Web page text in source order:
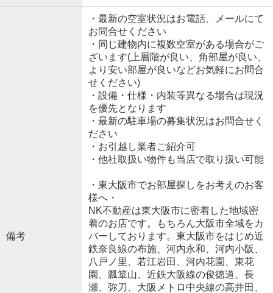
備考
・最新の空室状況はお電話、メールにて
お問合せください
・同じ建物内に複数空室がある場合がご
ざいます(上層階が良い、角部屋が良い、
より安い部屋が良いなどお気軽にお問合
せください)
・設備・仕様・内装等異なる場合は現況
を優先となります
・最新の駐車場の募集状況はお問合せく
ださい
・お引越し業者ご紹介可
・他社取扱い物件も当店で取り扱い可能
・東大阪市でお部屋探しをお考えのお客
様へ・
NK不動産は東大阪市に密着した地域密
着のお店です。もちろん大阪市全域をカ
バーしております。東大阪市をはじめ近
鉄奈良線の布施、河内永和、河内小阪、
八戸ノ里、若江岩田、河内花園、東花
園、瓢箪山、近鉄大阪線の俊徳道、長
瀬、弥刀、大阪メトロ中央線の高井田、